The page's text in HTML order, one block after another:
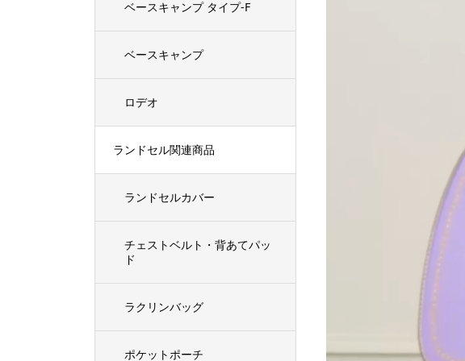
ベースキャンプ タイプ-F
ベースキャンプ
ロデオ
ランドセル関連商品
ランドセルカバー
チェストベルト・背あてパッ
ド
ラクリンバッグ
ポケットポーチ